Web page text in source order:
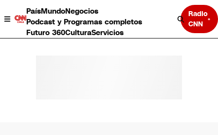
PaísMundoNegocios
Podcast y Programas completos
Futuro 360CulturaServicios
Radio
CNN